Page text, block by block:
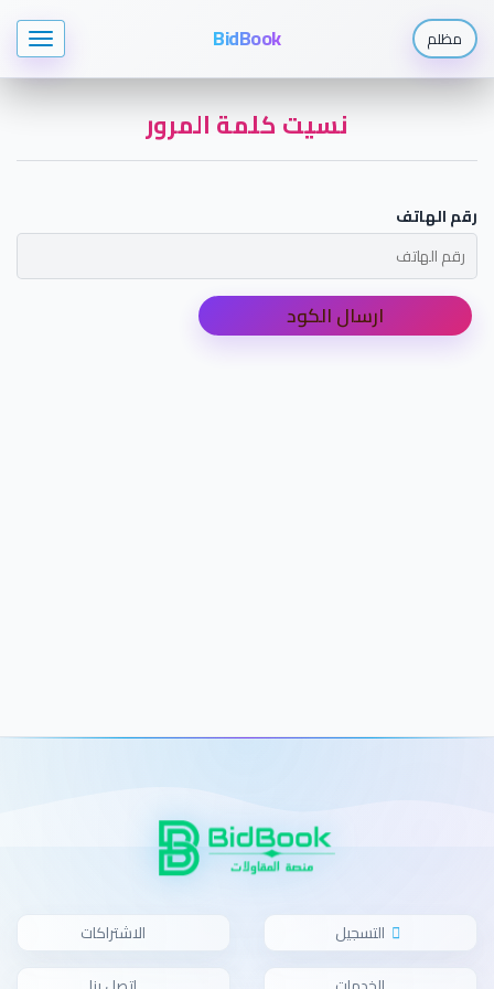
BidBook مظلم
نسيت كلمة المرور
رقم الهاتف
ارسال الكود
التسجيل
الاشتراكات